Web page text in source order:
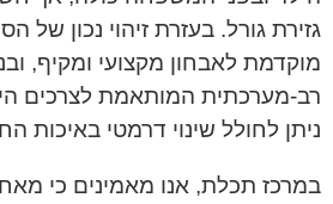
גזירת גורל. בעזרת זיהוי נכון של
מוקדמת לאבחון מקצועי ומקיף,
רב-מערכתית המותאמת לצרכים
ניתן לחולל שינוי דרמטי באיכות
במרכז תכלת, אנו מאמינים כי